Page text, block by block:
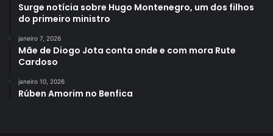
Surge notícia sobre Hugo Montenegro, um dos filhos
do primeiro ministro
janeiro 7, 2026
Mãe de Diogo Jota conta onde e com mora Rute
Cardoso
janeiro 10, 2026
Rúben Amorim no Benfica